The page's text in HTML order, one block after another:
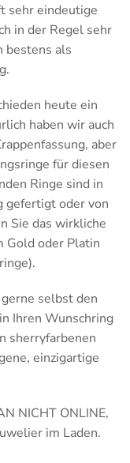
sehr eindeutige
in der Regel sehr
bestens als
heute ein
haben wir auch
aber
für diesen
Ringe sind in
gefertigt oder von
Sie das wirkliche
Gold oder Platin
selbst den
Ihren Wunschring
sherryfarbenen
einzigartige
NICHT ONLINE,
im Laden.